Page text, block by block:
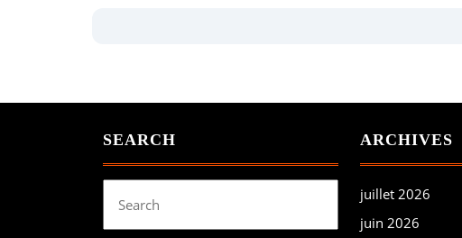
SEARCH
for:
ARCHIVES
juillet 2026
juin 2026